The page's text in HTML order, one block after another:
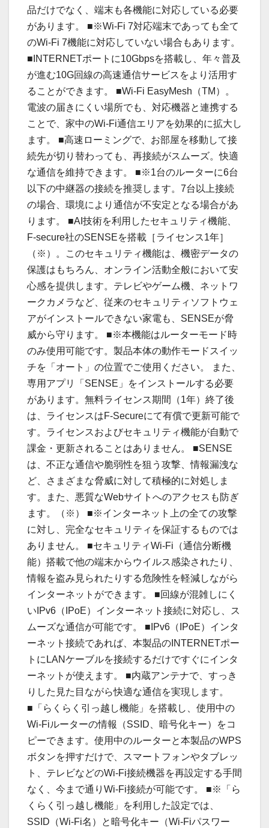
品だけでなく、端末も各機能に対応している必要
があります。 ■※Wi-Fi 7対応端末であっても全て
のWi-Fi 7機能に対応していない場合もあります。
■INTERNETポートに10Gbpsを搭載し、年々普及
が進む10G回線の高速通信サービスをより活用す
ることができます。 ■Wi-Fi EasyMesh（TM）。
電波の届きにくい場所でも、対応機器と連携する
ことで、家中のWi-Fi通信エリアを効果的に拡大し
ます。 ■高速ローミングで、お部屋を移動して接
続先が切り替わっても、再接続がスムーズ。快適
な通信を維持できます。 ■※1台のルーターに6台
以下の中継器の接続を推奨します。7台以上接続
の場合、環境により通信が不安定となる場合があ
ります。 ■AI技術を利用したセキュリティ機能、
F-secure社のSENSEを搭載［ライセンス1年］
（※）。このセキュリティ機能は、機密データの
保護はもちろん、オンライン活動全般において安
心感を提供します。テレビやゲーム機、ネットワ
ークカメラなど、従来のセキュリティソフトウェ
アがインストールできない家電も、SENSEが脅
威から守ります。 ■※本機能はルーターモード時
のみ使用可能です。製品本体の動作モードスイッ
チを「オート」の位置でご使用ください。 また、
専用アプリ「SENSE」をインストールする必要
があります。無料ライセンス期間（1年）終了後
は、ライセンスはF-Secureにて有償で更新可能で
す。ライセンスおよびセキュリティ機能が自動で
課金・更新されることはありません。 ■SENSE
は、不正な通信や脆弱性を狙う攻撃、情報漏洩な
ど、さまざまな脅威に対して積極的に対処しま
す。また、悪質なWebサイトへのアクセスも防ぎ
ます。（※） ■※インターネット上の全ての攻撃
に対し、完全なセキュリティを保証するものでは
ありません。 ■セキュリティWi-Fi（通信分断機
能）搭載で他の端末からウイルス感染されたり、
情報を盗み見られたりする危険性を軽減しながら
インターネットができます。 ■回線が混雑しにく
いIPv6（IPoE）インターネット接続に対応し、ス
ムーズな通信が可能です。 ■IPv6（IPoE）インタ
ーネット接続であれば、本製品のINTERNETポー
トにLANケーブルを接続するだけですぐにインタ
ーネットが使えます。 ■内蔵アンテナで、すっき
りした見た目ながら快適な通信を実現します。
■「らくらく引っ越し機能」を搭載し、使用中の
Wi-Fiルーターの情報（SSID、暗号化キー）をコ
ピーできます。使用中のルーターと本製品のWPS
ボタンを押すだけで、スマートフォンやタブレッ
ト、テレビなどのWi-Fi接続機器を再設定する手間
なく、今まで通りWi-Fi接続が可能です。 ■※「ら
くらく引っ越し機能」を利用した設定では、
SSID（Wi-Fi名）と暗号化キー（Wi-Fiパスワー